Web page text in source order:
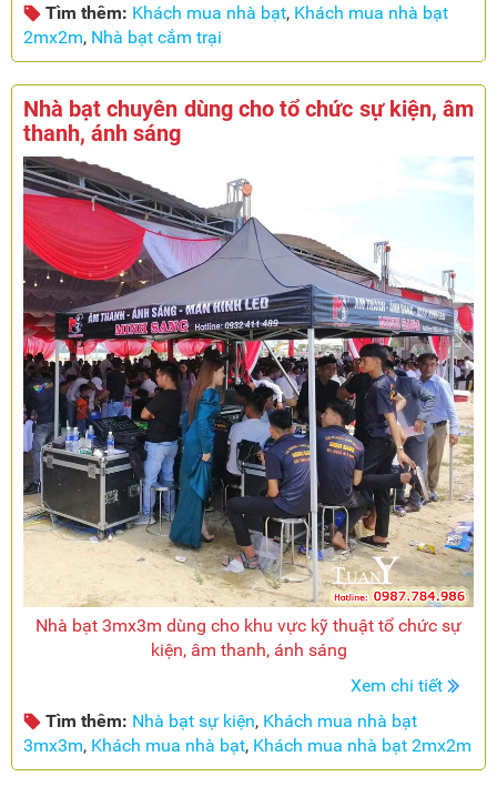
Tìm thêm: Khách mua nhà bạt, Khách mua nhà bạt
2mx2m, Nhà bạt cắm trại
Nhà bạt chuyên dùng cho tổ chức sự kiện, âm
thanh, ánh sáng
Nhà bạt 3mx3m dùng cho khu vực kỹ thuật tổ chức sự
kiện, âm thanh, ánh sáng
Xem chi tiết
Tìm thêm: Nhà bạt sự kiện, Khách mua nhà bạt
3mx3m, Khách mua nhà bạt, Khách mua nhà bạt 2mx2m